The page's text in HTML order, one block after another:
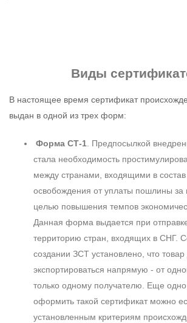
Виды
В настоящее время сертификат
выдан в одной из трех форм:
Форма СТ-1. Предпосылкой
стала необходимость
между странами, входящими в
освобождения от уплаты пошлины за
целью повышения темпов
Данная форма выдается при
территорию стран, входящих в СНГ.
создании ЗСТ установлено, что
экспортироваться напрямую - от
только одному получателю. Еще одно
оформить такой сертификат можно
установленным критериям